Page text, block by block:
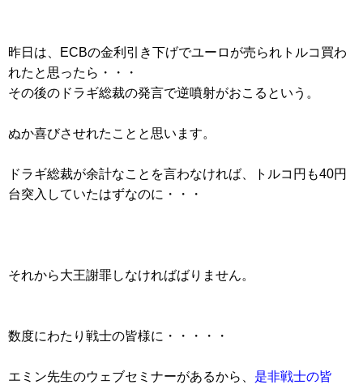
昨日は、ECBの金利引き下げでユーロが売られトルコ買わ
れたと思ったら・・・
その後のドラギ総裁の発言で逆噴射がおこるという。
ぬか喜びさせれたことと思います。
ドラギ総裁が余計なことを言わなければ、トルコ円も40円
台突入していたはずなのに・・・
それから大王謝罪しなければばりません。
数度にわたり戦士の皆様に・・・・・
エミン先生のウェブセミナーがあるから、 是非戦士の皆